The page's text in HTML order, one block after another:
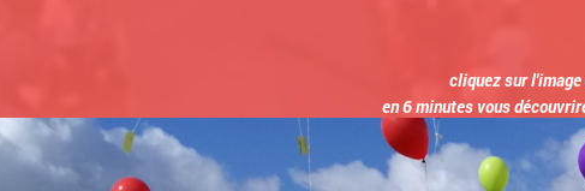
cliquez sur
en 6 minutes vous